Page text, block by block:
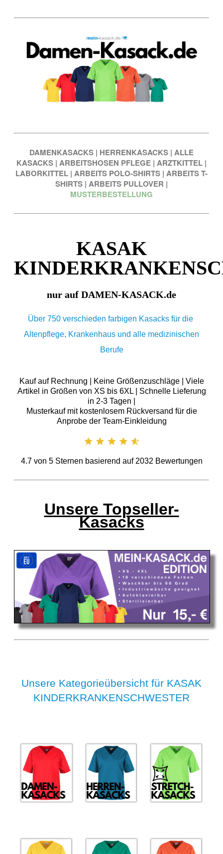
DAMENKASACKS | HERRENKASACKS | ALLE
KASACKS | ARBEITSHOSEN PFLEGE | ARZTKITTEL |
LABORKITTEL | ARBEITS POLO-SHIRTS | ARBEITS T-
SHIRTS | ARBEITS PULLOVER |
MUSTERBESTELLUNG
KASAK
nur auf DAMEN-KASACK.de
Über 750 verschieden farbigen Kasacks für die
Altenpflege, Krankenhaus und alle medizinischen
Berufe
Kauf auf Rechnung | Keine Größenzuschläge | Viele
Artikel in Größen von XS bis 6XL | Schnelle Lieferung
in 2-3 Tagen |
Musterkauf mit kostenlosem Rückversand für die
Anprobe der Team-Einkleidung
4.7von 5Sternen basierend auf 2032 Bewertungen
Unsere Topseller-
Kasacks
Unsere Kategorieübersicht für KASAK
KINDERKRANKENSCHWESTER